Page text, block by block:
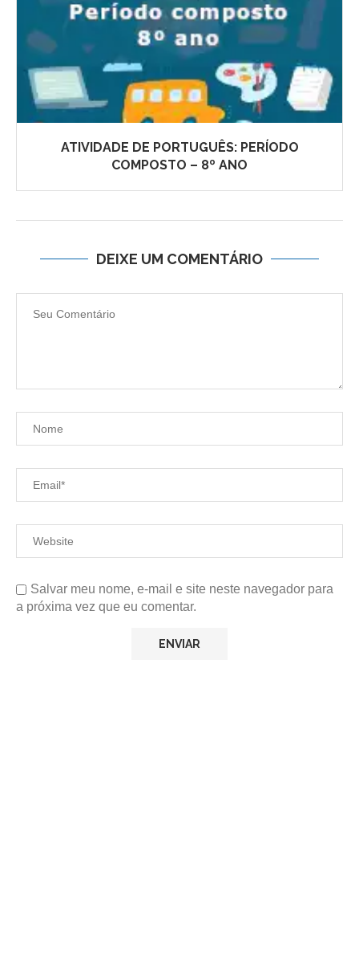
ATIVIDADE DE PORTUGUÊS: PERÍODO
COMPOSTO – 8º ANO
DEIXE UM COMENTÁRIO
Salvar meu nome, e-mail e site neste navegador para
a próxima vez que eu comentar.